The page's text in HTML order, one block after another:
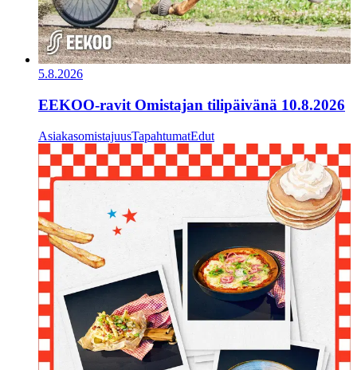
5.8.2026
EEKOO-ravit Omistajan tilipäivänä 10.8.2026
AsiakasomistajuusTapahtumatEdut